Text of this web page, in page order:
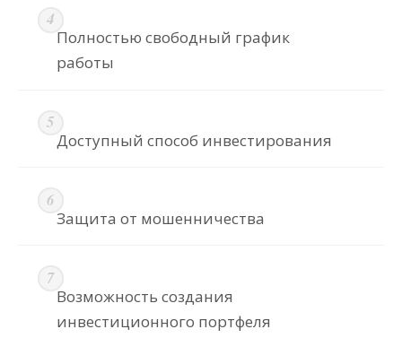
Полностью свободный график
работы
Доступный способ инвестирования
Защита от мошенничества
Возможность создания
инвестиционного портфеля